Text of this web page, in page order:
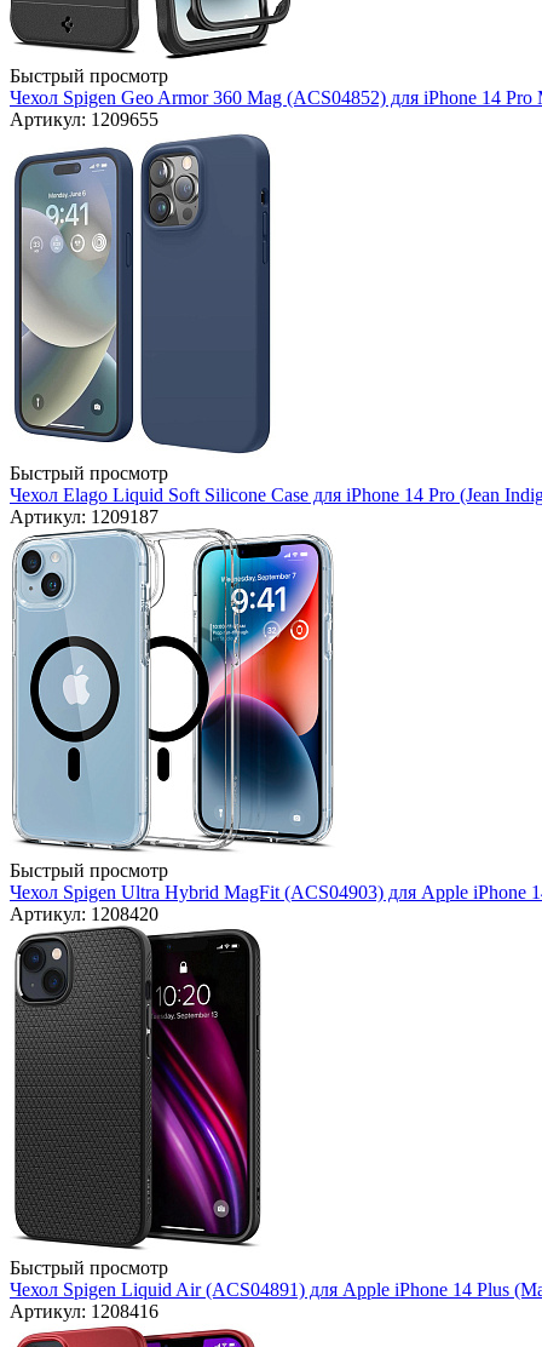
Быстрый просмотр
Чехол Spigen Geo Armor 360 Mag (ACS04852) для iPhone 14 Pro
Артикул: 1209655
Быстрый просмотр
Чехол Elago Liquid Soft Silicone Case для iPhone 14 Pro (Jean
Артикул: 1209187
Быстрый просмотр
Чехол Spigen Ultra Hybrid MagFit (ACS04903) для Apple iPhone
Артикул: 1208420
Быстрый просмотр
Чехол Spigen Liquid Air (ACS04891) для Apple iPhone 14 Plus
Артикул: 1208416